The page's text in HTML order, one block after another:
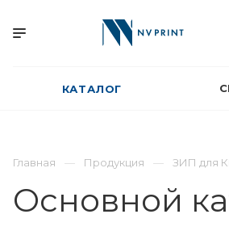
КАТАЛОГ
Главная Продукция ЗИП для
Основной